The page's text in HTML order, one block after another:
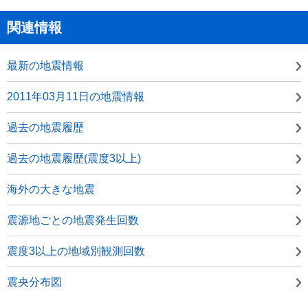
関連情報
最新の地震情報
2011年03月11日の地震情報
過去の地震履歴
過去の地震履歴(震度3以上)
海外の大きな地震
震源地ごとの地震発生回数
震度3以上の地域別観測回数
震央分布図